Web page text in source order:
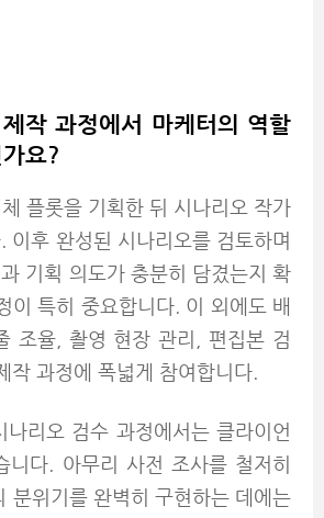
작 과정에서 마케터의 역할
요?
플롯을 기획한 뒤 시나리오 작가
이후 완성된 시나리오를 검토하며
기획 의도가 충분히 담겼는지 확
이 특히 중요합니다. 이 외에도 배
조율, 촬영 현장 관리, 편집본 검
작 과정에 폭넓게 참여합니다.
나리오 검수 과정에서는 클라이언
니다. 아무리 사전 조사를 철저히
분위기를 완벽히 구현하는 데에는